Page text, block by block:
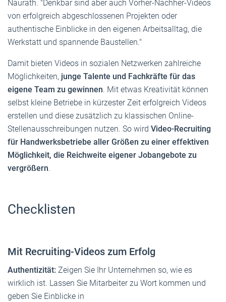
Naurath. "Denkbar sind aber auch Vorher-Nachher-Videos
von erfolgreich abgeschlossenen Projekten oder
authentische Einblicke in den eigenen Arbeitsalltag, die
Werkstatt und spannende Baustellen."
Damit bieten Videos in sozialen Netzwerken zahlreiche
Möglichkeiten, junge Talente und Fachkräfte für das
eigene Team zu gewinnen. Mit etwas Kreativität können
selbst kleine Betriebe in kürzester Zeit erfolgreich Videos
erstellen und diese zusätzlich zu klassischen Online-
Stellenausschreibungen nutzen. So wird Video-Recruiting
für Handwerksbetriebe aller Größen zu einer effektiven
Möglichkeit, die Reichweite eigener Jobangebote zu
vergrößern.
Checklisten
Mit Recruiting-Videos zum Erfolg
Authentizität: Zeigen Sie Ihr Unternehmen so, wie es
wirklich ist. Lassen Sie Mitarbeiter zu Wort kommen und
geben Sie Einblicke in